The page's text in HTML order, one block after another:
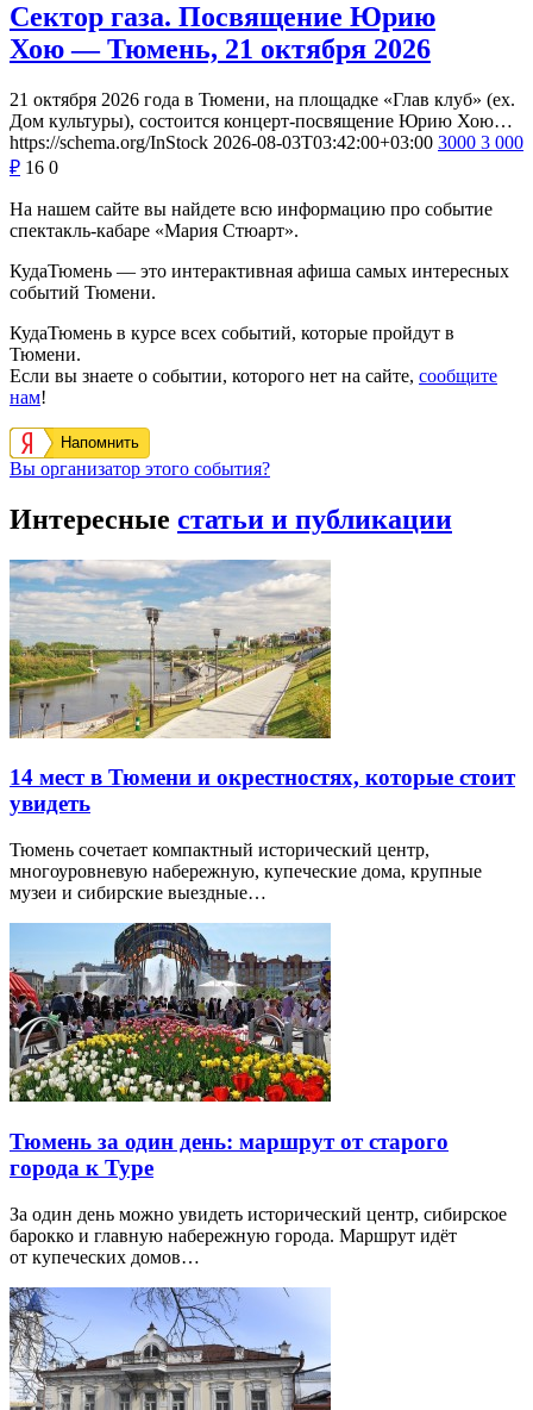
Сектор газа. Посвящение Юрию
Хою — Тюмень, 21 октября 2026
21 октября 2026 года в Тюмени, на площадке «Глав клуб» (ex.
Дом культуры), состоится концерт-посвящение Юрию Хою…
https://schema.org/InStock 2026-08-03T03:42:00+03:00 3000 3 000
₽ 16 0
На нашем сайте вы найдете всю информацию про событие
спектакль-кабаре «Мария Стюарт».
КудаТюмень — это интерактивная афиша самых интересных
событий Тюмени.
КудаТюмень в курсе всех событий, которые пройдут в
Тюмени.
Если вы знаете о событии, которого нет на сайте, сообщите
нам!
Напомнить
Вы организатор этого события?
Интересные статьи и публикации
14 мест в Тюмени и окрестностях, которые стоит
увидеть
Тюмень сочетает компактный исторический центр,
многоуровневую набережную, купеческие дома, крупные
музеи и сибирские выездные…
Тюмень за один день: маршрут от старого
города к Туре
За один день можно увидеть исторический центр, сибирское
барокко и главную набережную города. Маршрут идёт
от купеческих домов…